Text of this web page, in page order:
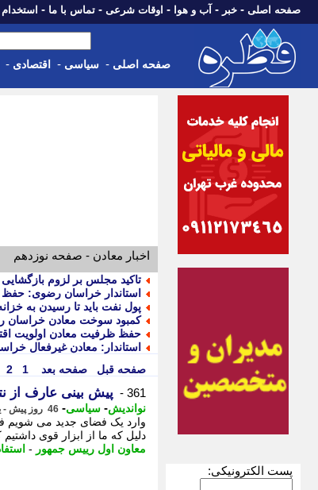
صفحه اصلی - خبر - آب و هوا - اوقات شرعی - تماس با ما - استخدام
صفحه اصلی - سیاسی - اقتصادی -
پست الکترونیکی:
اخبار معادن - صفحه نوزدهم
تاکید مجلس بر لزوم بازگشایی
استاندار خراسان رضوی:
پول نفت باید تا رسیدن به
کمبود سوخت معادن خراسان
حفظ ظرفیت معادن اولویت
استاندار: معادن غیرفعال
صفحه قبل
صفحه بعد 1
2
361 - پیش بینی عارف از
نواندیش- سیاسی- 46 روز پیش - یکشنبه 31 خرداد 1405، 14:31
وارد یک فضای جدید می شویم
دلیل که ما از ابزار قوی داشتیم
معاون اول رییس جمهور -